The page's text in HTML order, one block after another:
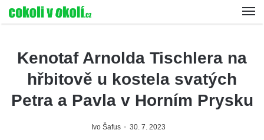
Kenotaf Arnolda Tischlera na
hřbitově u kostela svatých
Petra a Pavla v Horním Prysku
Ivo Šafus 30. 7. 2023